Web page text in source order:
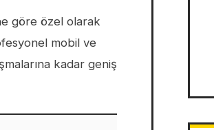
göre özel olarak
mobil ve
kadar geniş